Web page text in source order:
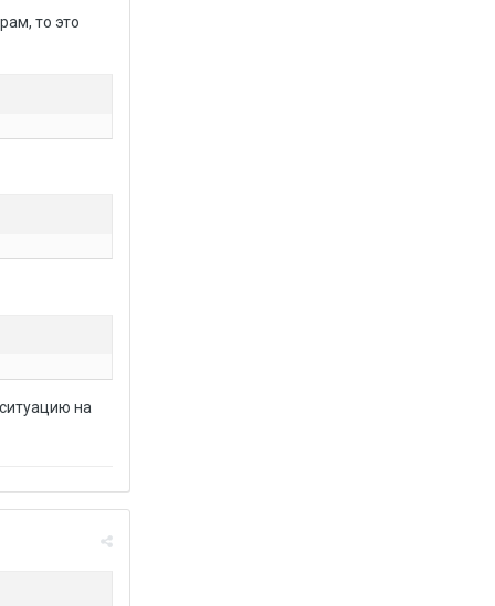
то это
на